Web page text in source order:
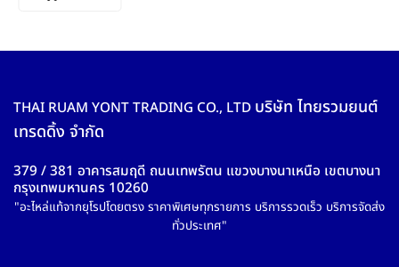
THAI RUAM YONT TRADING CO., LTD บริษัท ไทยรวมยนต์
เทรดดิ้ง จำกัด
379 / 381 อาคารสมฤดี ถนนเทพรัตน แขวงบางนาเหนือ เขตบางนา
กรุงเทพมหานคร 10260
"อะไหล่แท้จากยุโรปโดยตรง ราคาพิเศษทุกรายการ บริการรวดเร็ว บริการจัดส่ง
ทั่วประเทศ"